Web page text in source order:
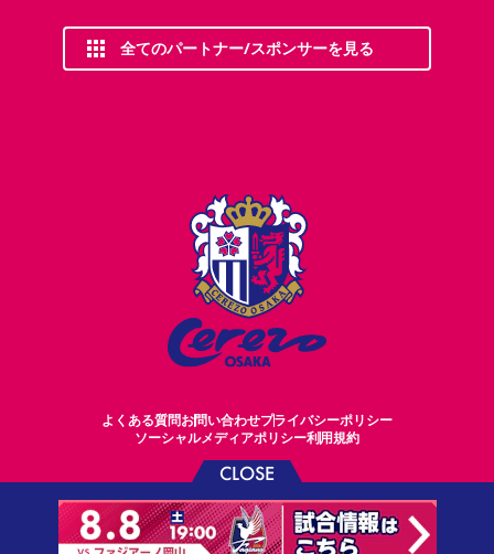
CLOSE
全てのパートナー/スポンサーを見る
よくある質問お問い合わせプライバシーポリシー
ソーシャルメディアポリシー利用規約
©CEREZO OSAKA CO.,LTD.